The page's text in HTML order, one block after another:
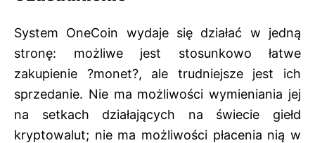
System OneCoin wydaje się działać w jedną
stronę: możliwe jest stosunkowo łatwe
zakupienie ?monet?, ale trudniejsze jest ich
sprzedanie. Nie ma możliwości wymieniania jej
na setkach działających na świecie giełd
kryptowalut; nie ma możliwości płacenia nią w